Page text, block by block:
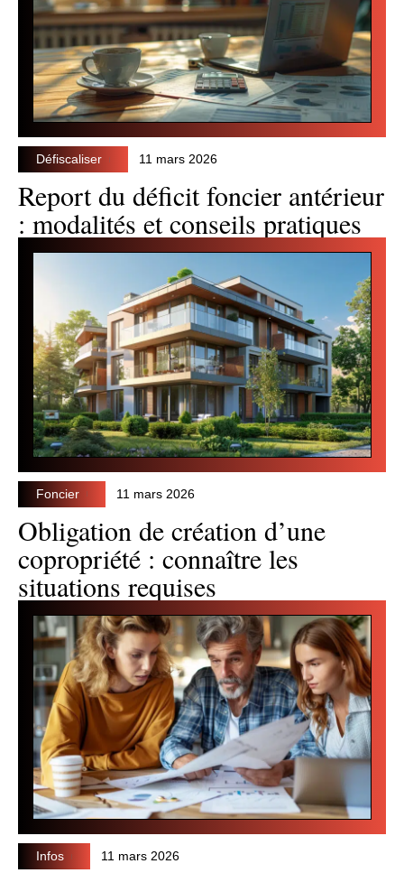
Défiscaliser 11 mars 2026
Report du déficit foncier antérieur
: modalités et conseils pratiques
Foncier 11 mars 2026
Obligation de création d’une
copropriété : connaître les
situations requises
Infos 11 mars 2026